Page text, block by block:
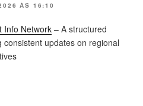
ÀS 16:10
Info Network – A structured
consistent updates on regional